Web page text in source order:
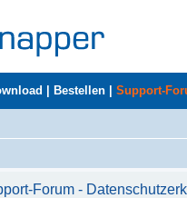
Bestellen Support-
Forum -